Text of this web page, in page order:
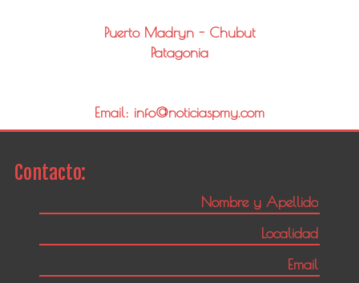
Puerto Madryn - Chubut
Patagonia
Email: info@noticiaspmy.com
Contacto: